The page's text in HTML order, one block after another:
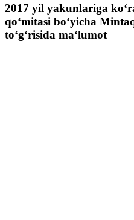
2017 yil yakunlariga
qo‘mitasi bo‘yicha
to‘g‘risida ma‘lumot